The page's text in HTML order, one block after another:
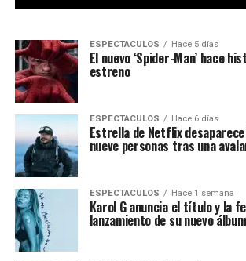
ESPECTACULOS Hace 5 días
El nuevo ‘Spider-Man’ hace
estreno
ESPECTACULOS Hace 6 días
Estrella de Netflix
nueve personas tras una
ESPECTACULOS Hace 1 semana
Karol G anuncia el título y la
lanzamiento de su nuevo álbum